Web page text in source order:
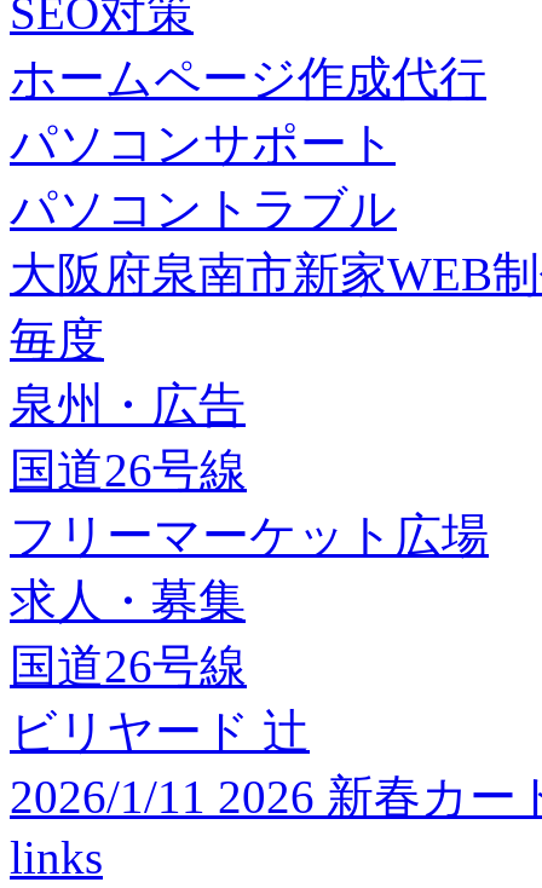
SEO対策
ホームページ作成代行
パソコンサポート
パソコントラブル
大阪府泉南市新家WEB
毎度
泉州・広告
国道26号線
フリーマーケット広場
求人・募集
国道26号線
ビリヤード 辻
2026/1/11 2026 新春カ
links